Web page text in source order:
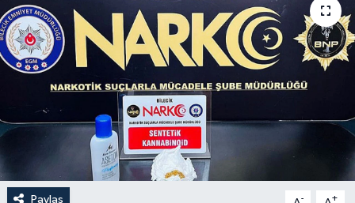
Paylaş - +
Anali̇z
Bi̇li̇m & Teknoloji̇
Dünya